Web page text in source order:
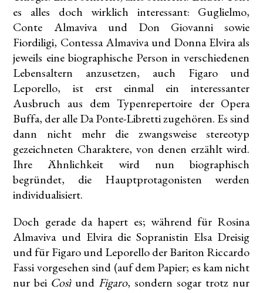
es alles doch wirklich interessant: Guglielmo,
Conte Almaviva und Don Giovanni sowie
Fiordiligi, Contessa Almaviva und Donna Elvira als
jeweils eine biographische Person in verschiedenen
Lebensaltern anzusetzen, auch Figaro und
Leporello, ist erst einmal ein interessanter
Ausbruch aus dem Typenrepertoire der Opera
Buffa, der alle Da Ponte-Libretti zugehören. Es sind
dann nicht mehr die zwangsweise stereotyp
gezeichneten Charaktere, von denen erzählt wird.
Ihre Ähnlichkeit wird nun biographisch
begründet, die Hauptprotagonisten werden
individualisiert.
Doch gerade da hapert es; während für Rosina
Almaviva und Elvira die Sopranistin Elsa Dreisig
und für Figaro und Leporello der Bariton Riccardo
Fassi vorgesehen sind (auf dem Papier; es kam nicht
nur bei CosìundFigaro, sondern sogar trotz nur